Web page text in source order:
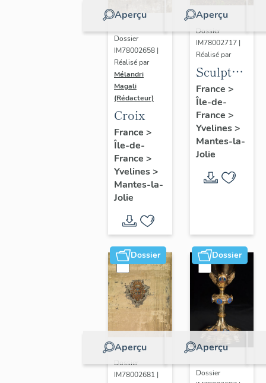
Aperçu
Dossier
IM78002658 |
Réalisé par
Mélandri
Magali
(Rédacteur)
Croix
France >
Île-de-
France >
Yvelines>
Mantes-la-
Jolie
Aperçu
Dossier
IM78002717 |
Réalisé par
Sculpture
: la
Ronde
France >
Île-de-
France >
Yvelines>
Mantes-la-
Jolie
Dossier
Aperçu
Dossier
IM78002681 |
Dossier
Aperçu
Dossier